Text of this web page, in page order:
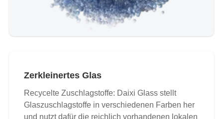
Zerkleinertes Glas
Recycelte Zuschlagstoffe: Daixi Glass stellt
Glaszuschlagstoffe in verschiedenen Farben her
und nutzt dafür die reichlich vorhandenen lokalen